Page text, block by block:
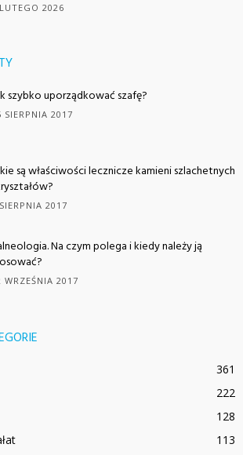
2026
szybko uporządkować szafę?
SIERPNIA 2017
są właściwości lecznicze kamieni szlachetnych
2017
Na czym polega i kiedy należy ją
WRZEŚNIA 2017
361
222
128
113